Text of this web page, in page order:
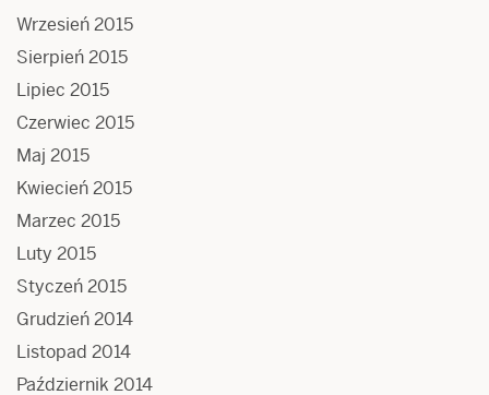
Wrzesień 2015
Sierpień 2015
Lipiec 2015
Czerwiec 2015
Maj 2015
Kwiecień 2015
Marzec 2015
Luty 2015
Styczeń 2015
Grudzień 2014
Listopad 2014
Październik 2014